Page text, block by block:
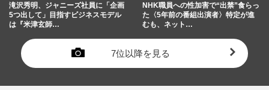
滝沢秀明、ジャニーズ社員に「企画
5つ出して」目指すビジネスモデル
は『米津玄師…
NHK職員への性加害で“出禁”食らっ
た〈5年前の番組出演者〉特定が進
むも、ネット…
7位以降を見る